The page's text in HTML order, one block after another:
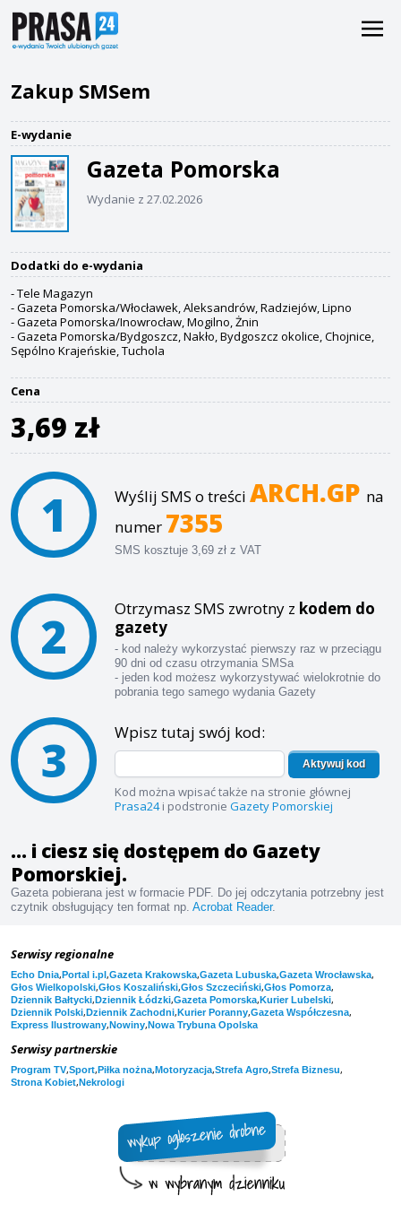
Zakup SMSem
E-wydanie
Gazeta Pomorska
Wydanie z 27.02.2026
Dodatki do e-wydania
- Tele Magazyn
- Gazeta Pomorska/Włocławek, Aleksandrów, Radziejów, Lipno
- Gazeta Pomorska/Inowrocław, Mogilno, Żnin
- Gazeta Pomorska/Bydgoszcz, Nakło, Bydgoszcz okolice, Chojnice,
Sępólno Krajeńskie, Tuchola
Cena
3,69 zł
1 Wyślij SMS o treści ARCH.GP na
numer 7355
SMS kosztuje 3,69 zł z VAT
2 Otrzymasz SMS zwrotny z kodem do
gazety
- kod należy wykorzystać pierwszy raz w przeciągu
90 dni od czasu otrzymania SMSa
- jeden kod możesz wykorzystywać wielokrotnie do
pobrania tego samego wydania Gazety
3 Wpisz tutaj swój kod:
Aktywuj kod
Kod można wpisać także na stronie głównej
Prasa24i podstronie Gazety Pomorskiej
... i ciesz się dostępem do Gazety
Pomorskiej.
Gazeta pobierana jest w formacie PDF. Do jej odczytania potrzebny jest
czytnik obsługujący ten format np. Acrobat Reader.
Serwisy regionalne
Echo Dnia,Portal i.pl,Gazeta Krakowska,Gazeta Lubuska,Gazeta Wrocławska,
Głos Wielkopolski,Głos Koszaliński,Głos Szczeciński,Głos Pomorza,
Dziennik Bałtycki,Dziennik Łódzki,Gazeta Pomorska,Kurier Lubelski,
Dziennik Polski,Dziennik Zachodni,Kurier Poranny,Gazeta Współczesna,
Express Ilustrowany,Nowiny,Nowa Trybuna Opolska
Serwisy partnerskie
Program TV,Sport,Piłka nożna,Motoryzacja,Strefa Agro,Strefa Biznesu,
Strona Kobiet,Nekrologi